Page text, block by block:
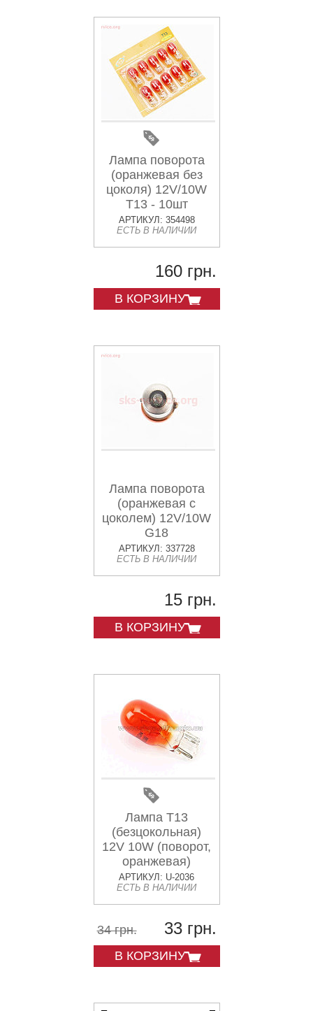
Лампа поворота
(оранжевая без
цоколя) 12V/10W
Т13 - 10шт
АРТИКУЛ: 354498
ЕСТЬ В НАЛИЧИИ
160 грн.
В КОРЗИНУ
Лампа поворота
(оранжевая с
цоколем) 12V/10W
G18
АРТИКУЛ: 337728
ЕСТЬ В НАЛИЧИИ
15 грн.
В КОРЗИНУ
Лампа Т13
(безцокольная)
12V 10W (поворот,
оранжевая)
АРТИКУЛ: U-2036
ЕСТЬ В НАЛИЧИИ
34 грн. 33 грн.
В КОРЗИНУ